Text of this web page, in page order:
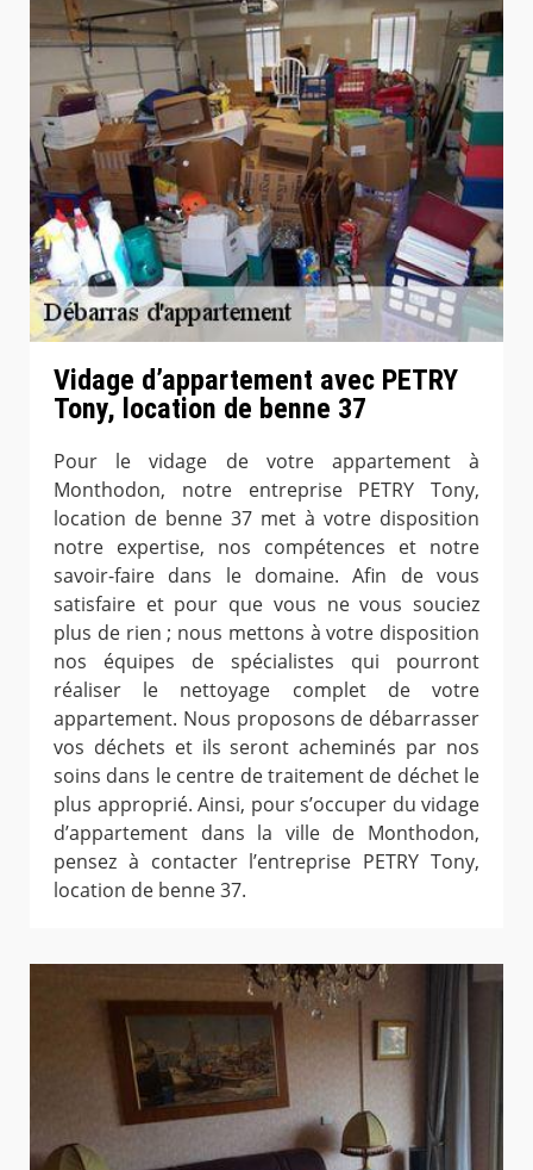
Vidage d’appartement avec PETRY
Tony, location de benne 37
Pour le vidage de votre appartement à
Monthodon, notre entreprise PETRY Tony,
location de benne 37 met à votre disposition
notre expertise, nos compétences et notre
savoir-faire dans le domaine. Afin de vous
satisfaire et pour que vous ne vous souciez
plus de rien ; nous mettons à votre disposition
nos équipes de spécialistes qui pourront
réaliser le nettoyage complet de votre
appartement. Nous proposons de débarrasser
vos déchets et ils seront acheminés par nos
soins dans le centre de traitement de déchet le
plus approprié. Ainsi, pour s’occuper du vidage
d’appartement dans la ville de Monthodon,
pensez à contacter l’entreprise PETRY Tony,
location de benne 37.